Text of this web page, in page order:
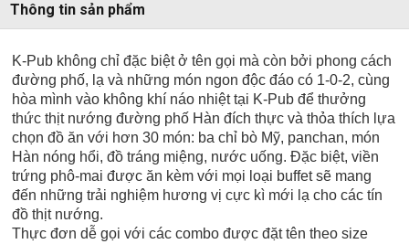
Thông tin sản phẩm
K-Pub không chỉ đặc biệt ở tên gọi mà còn bởi phong cách
đường phố, lạ và những món ngon độc đáo có 1-0-2, cùng
hòa mình vào không khí náo nhiệt tại K-Pub để thưởng
thức thịt nướng đường phố Hàn đích thực và thỏa thích lựa
chọn đồ ăn với hơn 30 món: ba chỉ bò Mỹ, panchan, món
Hàn nóng hổi, đồ tráng miệng, nước uống. Đặc biệt, viền
trứng phô-mai được ăn kèm với mọi loại buffet sẽ mang
đến những trải nghiệm hương vị cực kì mới lạ cho các tín
đồ thịt nướng.
Thực đơn dễ gọi với các combo được đặt tên theo size